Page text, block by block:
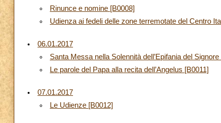
Rinunce e nomine [B0008]
Udienza ai fedeli delle zone terremotate del Centro
06.01.2017
Santa Messa nella Solennità dell’Epifania del
Le parole del Papa alla recita dell’Angelus [B0011]
07.01.2017
Le Udienze [B0012]